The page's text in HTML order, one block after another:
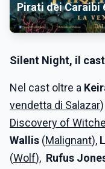
Pirati dei Caraibi
Silent Night, il
Nel cast oltre a
vendetta di Salazar
Discovery of
Wallis (Malignant),
(Wolf), Rufus